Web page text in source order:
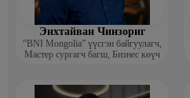
Энхтайван Чинзориг
“BNI Mongolia” үүсгэн байгуулагч,
Мастер сургагч багш, Бизнес көүч